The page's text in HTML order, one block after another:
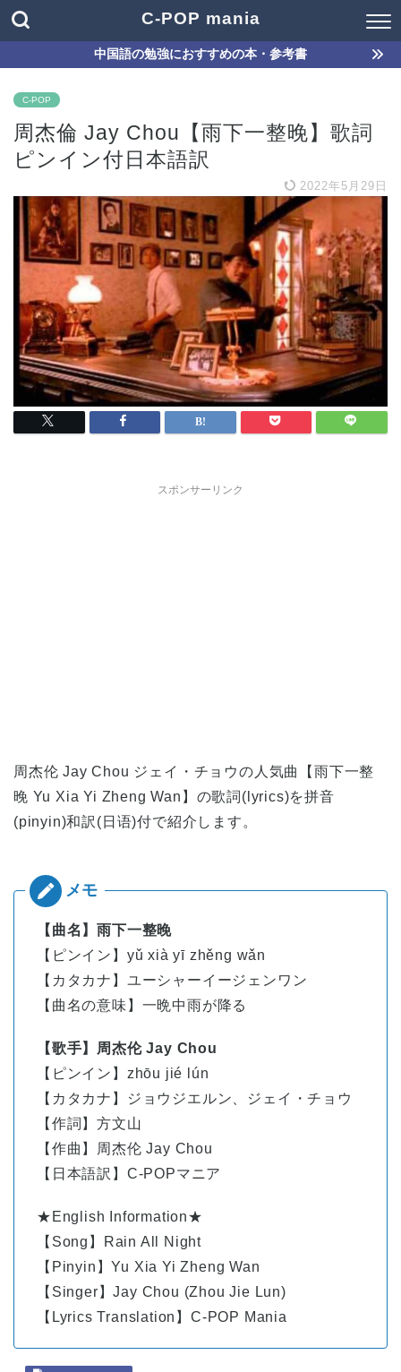
C-POP mania
中国語の勉強におすすめの本・参考書
C-POP
周杰倫 Jay Chou【雨下一整晚】歌詞
ピンイン付日本語訳
2022年5月29日
スポンサーリンク
周杰伦 Jay Chou ジェイ・チョウの人気曲【雨下一整
晚 Yu Xia Yi Zheng Wan】の歌詞(lyrics)を拼音
(pinyin)和訳(日语)付で紹介します。
【曲名】雨下一整晚
【ピンイン】yǔ xià yī zhěng wǎn
【カタカナ】ユーシャーイージェンワン
【曲名の意味】一晩中雨が降る
【歌手】周杰伦 Jay Chou
【ピンイン】zhōu jié lún
【カタカナ】ジョウジエルン、ジェイ・チョウ
【作詞】方文山
【作曲】周杰伦 Jay Chou
【日本語訳】C-POPマニア
★English Information★
【Song】Rain All Night
【Pinyin】Yu Xia Yi Zheng Wan
【Singer】Jay Chou (Zhou Jie Lun)
【Lyrics Translation】C-POP Mania